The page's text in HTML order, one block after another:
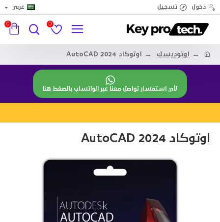
دخول تسجيل عربي
0
0
اوتوديسك اوتوكاد 2024 AutoCAD
لأي استفسار تواصل معنا عبر الواتساب بالضغط هنا
اوتوكاد 2024 AutoCAD